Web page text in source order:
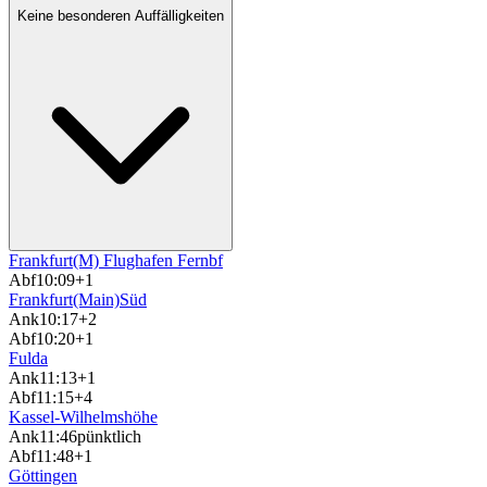
Keine besonderen Auffälligkeiten
Frankfurt(M) Flughafen Fernbf
Abf10:09+1
Frankfurt(Main)Süd
Ank10:17+2
Abf10:20+1
Fulda
Ank11:13+1
Abf11:15+4
Kassel-Wilhelmshöhe
Ank11:46pünktlich
Abf11:48+1
Göttingen